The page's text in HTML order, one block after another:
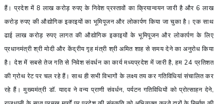
हैं। प्रदेश में 8 लाख करोड़ रुपए के निवेश प्रस्तावों का क्रियान्वयन जारी है और 6 लाख
करोड़ रुपए की औद्योगिक इकाइयों का भूमिपूजन और लोकार्पण किया जा चुका है। एक साथ
ढाई लाख करोड़ रुपए लागत की औद्योगिक इकाइयों के भूमिपूजन और लोकार्पण के लिए
प्रधानमंत्री श्री मोदी और केंद्रीय गृह मंत्री श्री अमित शाह से समय देने का अनुरोध किया
है। देश में सबसे तेज गति से निवेश संवर्धन का कार्य मध्यप्रदेश में जारी है, हम 24 प्रतिशत
की ग्रोथ रेट पर चल रहे हैं। साथ ही सभी विभागों के लक्ष्य तय कर गतिविधियां संचालित कर
रहे हैं। मुख्यमंत्री डॉ. यादव ने वन्य प्राणी संवर्धन, पर्यटन गतिविधियों को प्रोत्साहन देने,